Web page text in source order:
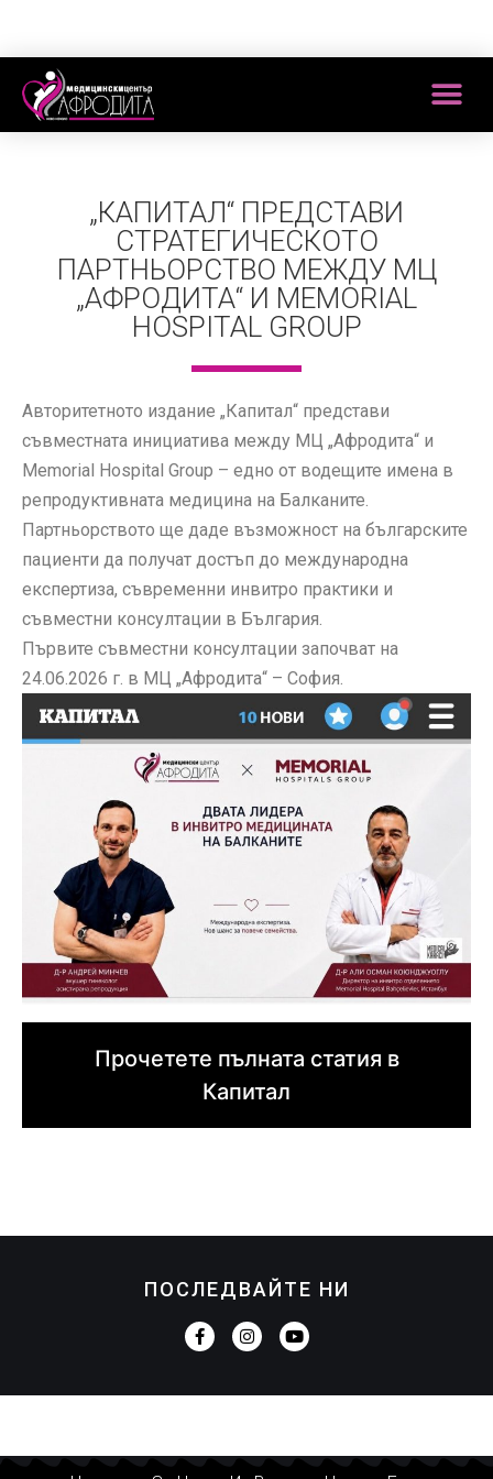
„КАПИТАЛ“ ПРЕДСТАВИ
СТРАТЕГИЧЕСКОТО
ПАРТНЬОРСТВО МЕЖДУ МЦ
„АФРОДИТА“ И MEMORIAL
HOSPITAL GROUP
Авторитетното издание „Капитал“ представи
съвместната инициатива между МЦ „Афродита“ и
Memorial Hospital Group – едно от водещите имена в
репродуктивната медицина на Балканите.
Партньорството ще даде възможност на българските
пациенти да получат достъп до международна
експертиза, съвременни инвитро практики и
съвместни консултации в България.
Първите съвместни консултации започват на
24.06.2026 г. в МЦ „Афродита“ – София.
Прочетете пълната статия в
Капитал
ПОСЛЕДВАЙТЕ НИ